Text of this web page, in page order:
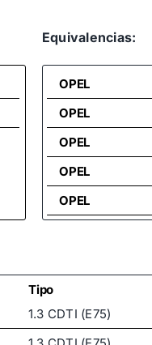
Equivalencias:
OPEL
OPEL
OPEL
OPEL
OPEL
Tipo
1.3 CDTI (E75)